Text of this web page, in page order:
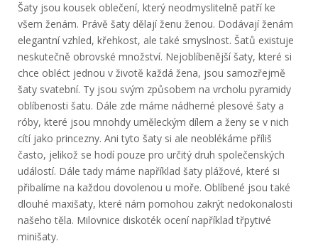
Šaty jsou kousek oblečení, který neodmyslitelně patří ke
všem ženám. Právě šaty dělají ženu ženou. Dodávají ženám
elegantní vzhled, křehkost, ale také smyslnost. Šatů existuje
neskutečně obrovské množství. Nejoblíbenější šaty, které si
chce obléct jednou v životě každá žena, jsou samozřejmě
šaty svatební. Ty jsou svým způsobem na vrcholu pyramidy
oblíbenosti šatu. Dále zde máme nádherné plesové šaty a
róby, které jsou mnohdy uměleckým dílem a ženy se v nich
cítí jako princezny. Ani tyto šaty si ale neoblékáme příliš
často, jelikož se hodí pouze pro určitý druh společenských
událostí. Dále tady máme například šaty plážové, které si
přibalíme na každou dovolenou u moře. Oblíbené jsou také
dlouhé maxišaty, které nám pomohou zakrýt nedokonalosti
našeho těla. Milovnice diskoték ocení například třpytivé
minišaty.